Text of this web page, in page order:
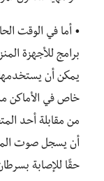
• أما في الوقت
برامج للأجهزة
يمكن أن
خاص في الأماكن
من مقابلة أحد
أن يسجل صوت
حقًا للإصابة